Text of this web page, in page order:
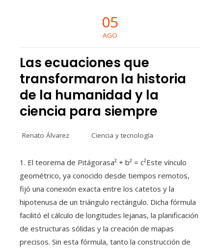
05
AGO
Las ecuaciones que
transformaron la historia
de la humanidad y la
ciencia para siempre
Renato Álvarez Ciencia y tecnología
1. El teorema de Pitágorasa² + b² = c²Este vínculo
geométrico, ya conocido desde tiempos remotos,
fijó una conexión exacta entre los catetos y la
hipotenusa de un triángulo rectángulo. Dicha fórmula
facilitó el cálculo de longitudes lejanas, la planificación
de estructuras sólidas y la creación de mapas
precisos. Sin esta fórmula, tanto la construcción de